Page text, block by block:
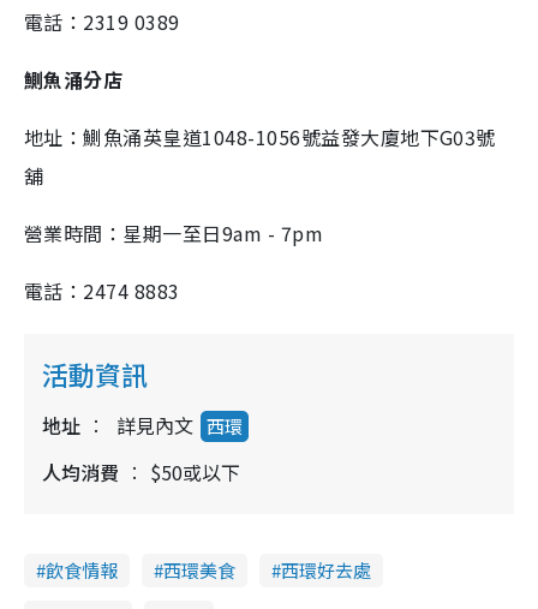
電話：2319 0389
鰂魚涌分店
地址：鰂魚涌英皇道1048-1056號益發大廈地下G03號
舖
營業時間：星期一至日9am - 7pm
電話：2474 8883
活動資訊
地址 詳見內文 西環
人均消費 $50或以下
飲食情報 西環美食
西環好去處